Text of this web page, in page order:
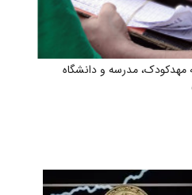
مهدکودک، مدرسه و دانشگاه